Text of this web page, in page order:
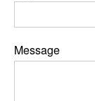
Message